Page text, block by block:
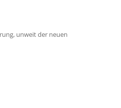
unweit der neuen